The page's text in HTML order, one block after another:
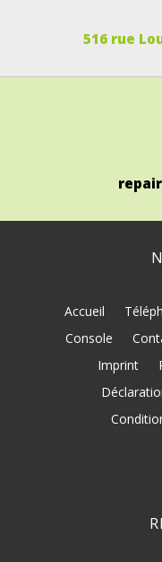
516 rue
Accueil
Console
Imprint